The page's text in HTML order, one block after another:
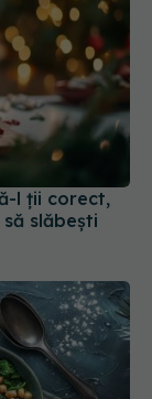
slăbești